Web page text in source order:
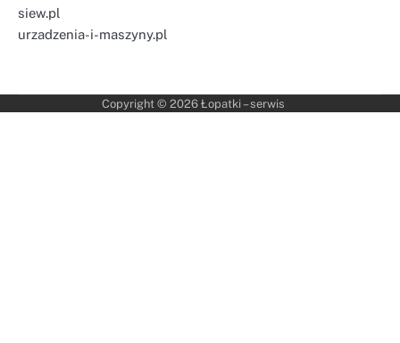
siew.pl
urzadzenia-i-maszyny.pl
Copyright © 2026 Łopatki – serwis